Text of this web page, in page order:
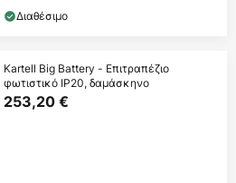
Διαθέσιμο
Kartell Big Battery - Επιτραπέζιο
φωτιστικό IP20, δαμάσκηνο
253,20 €